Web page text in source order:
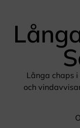
Långa chaps
och